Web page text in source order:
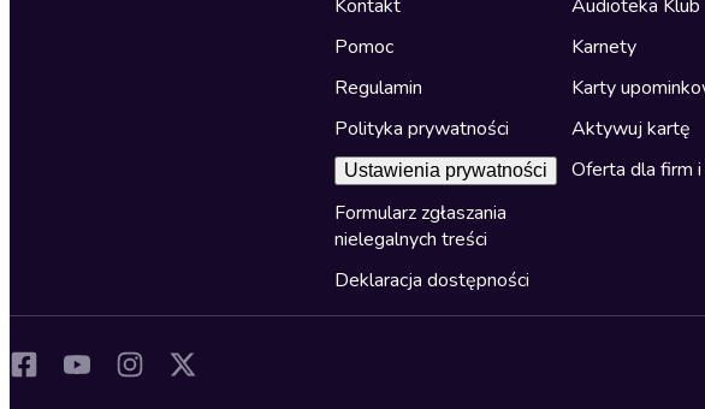
Kontakt
Pomoc
Regulamin
Polityka prywatności
Ustawienia prywatności
Formularz zgłaszania
nielegalnych treści
Deklaracja dostępności
Audioteka Klub
Karnety
Karty
Aktywuj kartę
Oferta dla firm